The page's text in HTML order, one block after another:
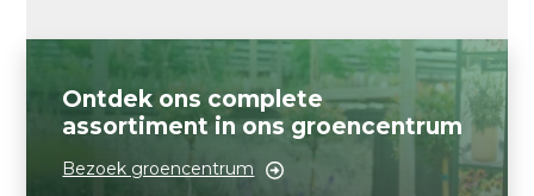
Ontdek ons complete
assortiment in ons groencentrum
Bezoek groencentrum